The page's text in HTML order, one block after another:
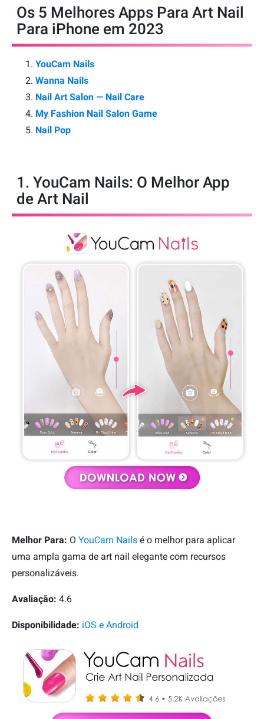
Os 5 Melhores Apps Para Art Nail
Para iPhone em 2023
YouCam Nails
Wanna Nails
Nail Art Salon — Nail Care
My Fashion Nail Salon Game
Nail Pop
1. YouCam Nails: O Melhor App
de Art Nail
Melhor Para: O YouCam Nails é o melhor para aplicar
uma ampla gama de art nail elegante com recursos
personalizáveis.
Avaliação: 4.6
Disponibilidade: iOS e Android